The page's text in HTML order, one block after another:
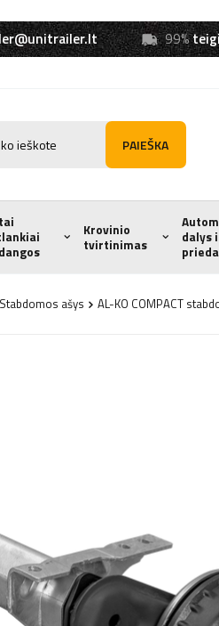
99%
PAIEŠKA
Krovinio
tvirtinimas
dalys
Stabdomos ašys AL-KO COMPACT